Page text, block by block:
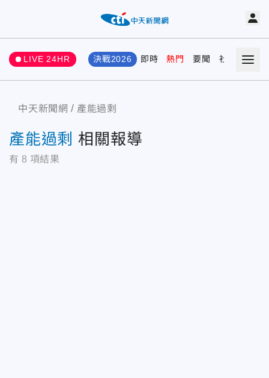
LIVE 24HR 決戰2026 即時 熱門 要聞 社會 娛樂
中天新聞網 產能過剩
產能過剩 相關報導
有 8 項結果